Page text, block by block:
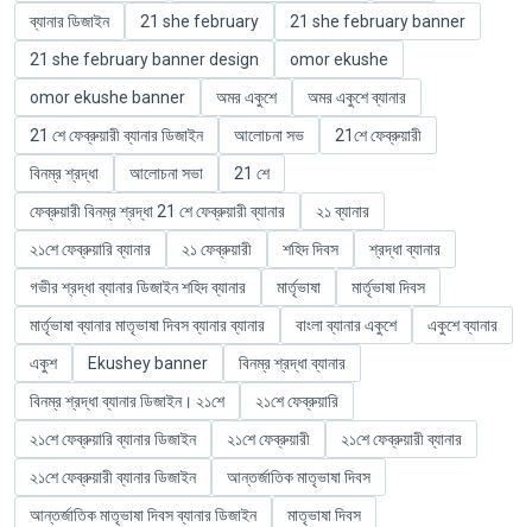
ব্যানার ডিজাইন
21 she february
21 she february banner
21 she february banner design
omor ekushe
omor ekushe banner
অমর একুশে
অমর একুশে ব্যানার
21 শে ফেব্রুয়ারী ব্যানার ডিজাইন
আলোচনা সভ
21শে ফেব্রুয়ারী
বিনম্র শ্রদ্ধা
আলোচনা সভা
21 শে
ফেব্রুয়ারী বিনম্র শ্রদ্ধা 21 শে ফেব্রুয়ারী ব্যানার
২১ ব্যানার
২১শে ফেব্রুয়ারি ব্যানার
২১ ফেব্রুয়ারী শহিদ দিবস
শ্রদ্ধা ব্যানার
গভীর শ্রদ্ধা ব্যানার ডিজাইন শহিদ ব্যানার
মার্তৃভাষা
মার্তৃভাষা দিবস
মার্তৃভাষা ব্যানার মাতৃভাষা দিবস ব্যানার ব্যানার
বাংলা ব্যানার একুশে
একুশে ব্যানার
একুশ
Ekushey banner
বিনম্র শ্রদ্ধা ব্যানার
বিনম্র শ্রদ্ধা ব্যানার ডিজাইন। ২১শে
২১শে ফেব্রুয়ারি
২১শে ফেব্রুয়ারি ব্যানার ডিজাইন
২১শে ফেব্রুয়ারী
২১শে ফেব্রুয়ারী ব্যানার
২১শে ফেব্রুয়ারী ব্যানার ডিজাইন
আন্তর্জাতিক মাতৃভাষা দিবস
আন্তর্জাতিক মাতৃভাষা দিবস ব্যানার ডিজাইন
মাতৃভাষা দিবস